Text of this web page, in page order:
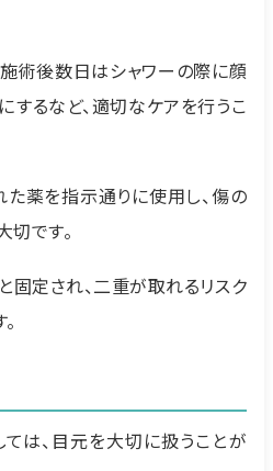
施術後数日はシャワーの際に顔
するなど、適切なケアを行うこ
た薬を指示通りに使用し、傷の
です。
固定され、二重が取れるリスク
は、目元を大切に扱うことが